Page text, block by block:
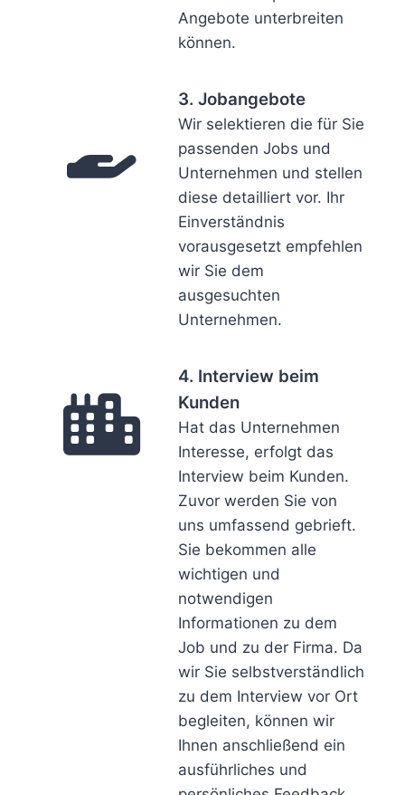
Angebote unterbreiten
können.
3. Jobangebote
Wir selektieren die für Sie
passenden Jobs und
Unternehmen und stellen
diese detailliert vor. Ihr
Einverständnis
vorausgesetzt empfehlen
wir Sie dem
ausgesuchten
Unternehmen.
4. Interview beim
Kunden
Hat das Unternehmen
Interesse, erfolgt das
Interview beim Kunden.
Zuvor werden Sie von
uns umfassend gebrieft.
Sie bekommen alle
wichtigen und
notwendigen
Informationen zu dem
Job und zu der Firma. Da
wir Sie selbstverständlich
zu dem Interview vor Ort
begleiten, können wir
Ihnen anschließend ein
ausführliches und